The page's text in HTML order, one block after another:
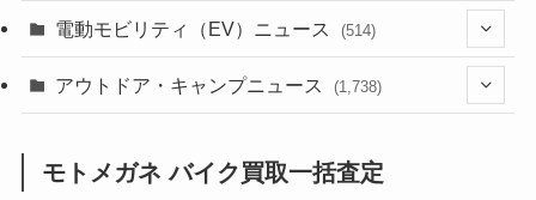
(118)
(60)
(31)
(252)
(38)
(24)
(249)
(64)
(6,953)
(2,473)
(249)
(1,226)
(12)(66)
(1,139)
(185)
(137) (2,742)
(54)
(211)
電動モビリティ（EV）ニュース (514)
(132)
(171)
アウトドア・キャンプニュース (1,738)
モトメガネ バイク買取一括査定